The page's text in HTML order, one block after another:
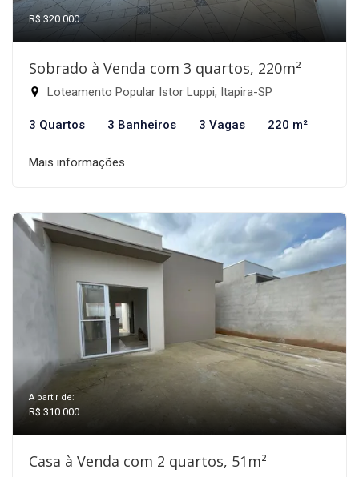
R$ 320.000
Sobrado à Venda com 3 quartos, 220m²
Loteamento Popular Istor Luppi, Itapira-SP
3 Quartos 3 Banheiros 3 Vagas 220 m²
Mais informações
A partir de:
R$ 310.000
Casa à Venda com 2 quartos, 51m²